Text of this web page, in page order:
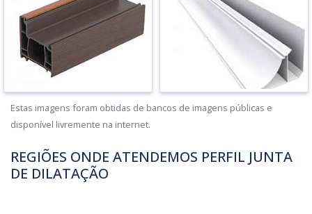
Estas imagens foram obtidas de bancos de imagens públicas e
disponível livremente na internet.
REGIÕES ONDE ATENDEMOS PERFIL JUNTA
DE DILATAÇÃO